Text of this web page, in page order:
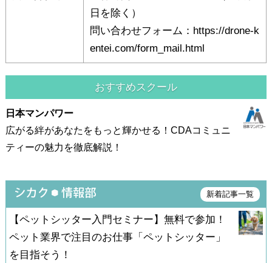
日を除く）
問い合わせフォーム：https://drone-k
entei.com/form_mail.html
おすすめスクール
日本マンパワー
広がる絆があなたをもっと輝かせる！CDAコミュニ
ティーの魅力を徹底解説！
新着記事一覧
【ペットシッター入門セミナー】無料で参加！
ペット業界で注目のお仕事「ペットシッター」
を目指そう！